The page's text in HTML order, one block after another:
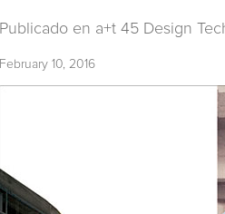
Publicado en a+t 45 Design
February 10, 2016